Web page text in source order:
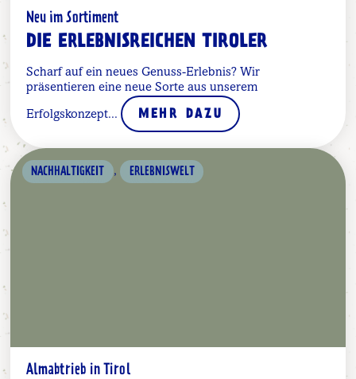
Neu im Sortiment
DIE ERLEBNISREICHEN TIROLER
Scharf auf ein neues Genuss-Erlebnis? Wir
präsentieren eine neue Sorte aus unserem
Erfolgskonzept... MEHR DAZU
NACHHALTIGKEIT , ERLEBNISWELT
Almabtrieb in Tirol